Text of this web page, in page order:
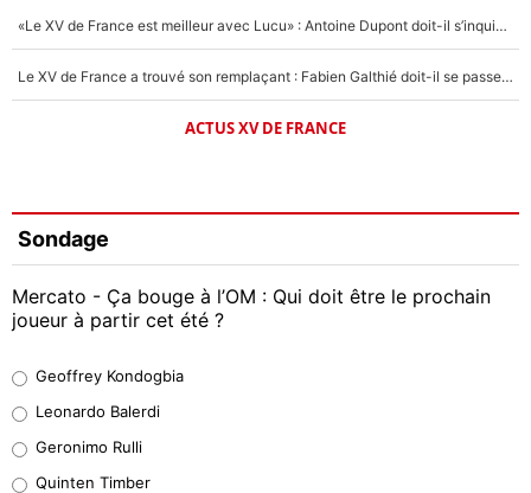
«Le XV de France est meilleur avec Lucu» : Antoine Dupont doit-il s’inquiéter pour sa place ?
Le XV de France a trouvé son remplaçant : Fabien Galthié doit-il se passer d'Antoine Dupont ?
ACTUS XV DE FRANCE
Sondage
Mercato - Ça bouge à l’OM : Qui doit être le prochain
joueur à partir cet été ?
38%
32%
Geoffrey Kondogbia
Leonardo Balerdi
Geronimo Rulli
Quinten Timber